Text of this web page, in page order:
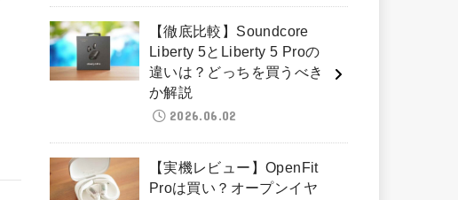
【徹底比較】Soundcore
Liberty 5とLiberty 5 Proの
違いは？どっちを買うべき
か解説
2026.06.02
【実機レビュー】OpenFit
Proは買い？オープンイヤ